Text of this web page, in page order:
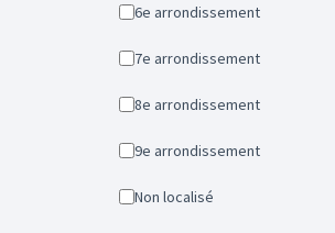
6e arrondissement
7e arrondissement
8e arrondissement
9e arrondissement
Non localisé